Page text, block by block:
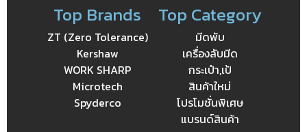
Top Brands
ZT (Zero Tolerance)
Kershaw
WORK SHARP
Microtech
Spyderco
Top Category
มีดพับ
เครื่องลับมีด
กระเป๋า,เป้
สินค้าใหม่
โปรโมชั่นพิเศษ
แบรนด์สินค้า